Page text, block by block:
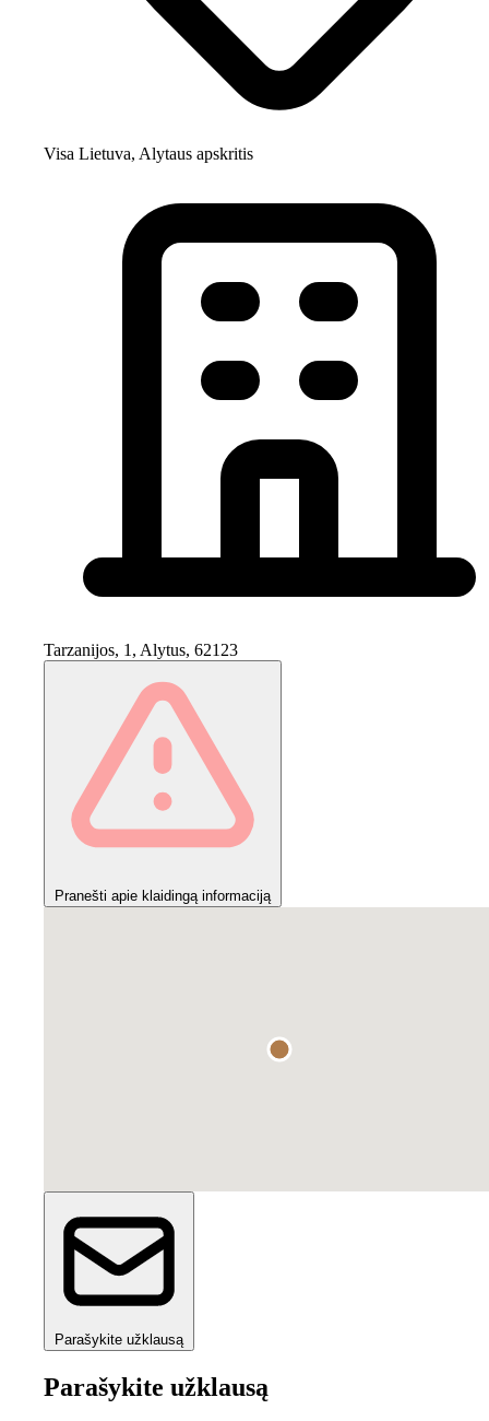
Visa Lietuva, Alytaus apskritis
Tarzanijos, 1, Alytus, 62123
Pranešti apie klaidingą informaciją
Parašykite užklausą
Parašykite užklausą